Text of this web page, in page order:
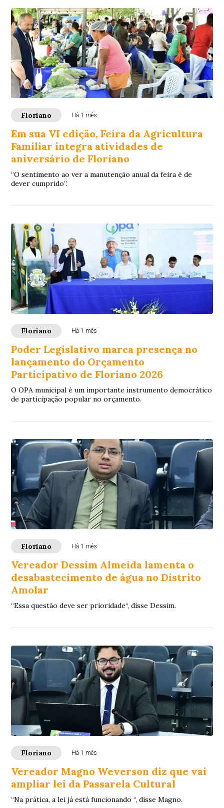
Floriano Há 1 mês
Em sua VI edição, Feira da Agricultura
Familiar integra atividades de
aniversário de Floriano
“O sentimento ao ver a manutenção anual da feira é de
dever cumprido”.
Floriano Há 1 mês
Poder Legislativo marca presença no
lançamento do Orçamento
Participativo de Floriano 2026
O OPA municipal é um importante instrumento democrático
de participação popular no orçamento.
Floriano Há 1 mês
Vereador Dessim Almeida lamenta o
desabastecimento de água no Distrito
Amolar
“Essa questão deve ser prioridade“, disse Dessim.
Floriano Há 1 mês
Vereador Magno Weverson diz que vai
ampliar lei da Passarela Cultural
“Na prática, a lei já está funcionando “, disse Magno.